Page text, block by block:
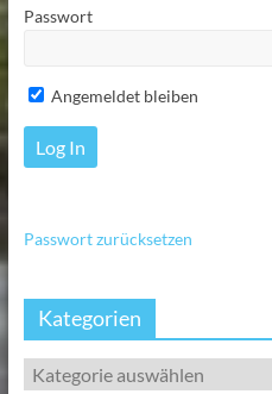
Passwort
Angemeldet bleiben
Passwort zurücksetzen
Kategorien